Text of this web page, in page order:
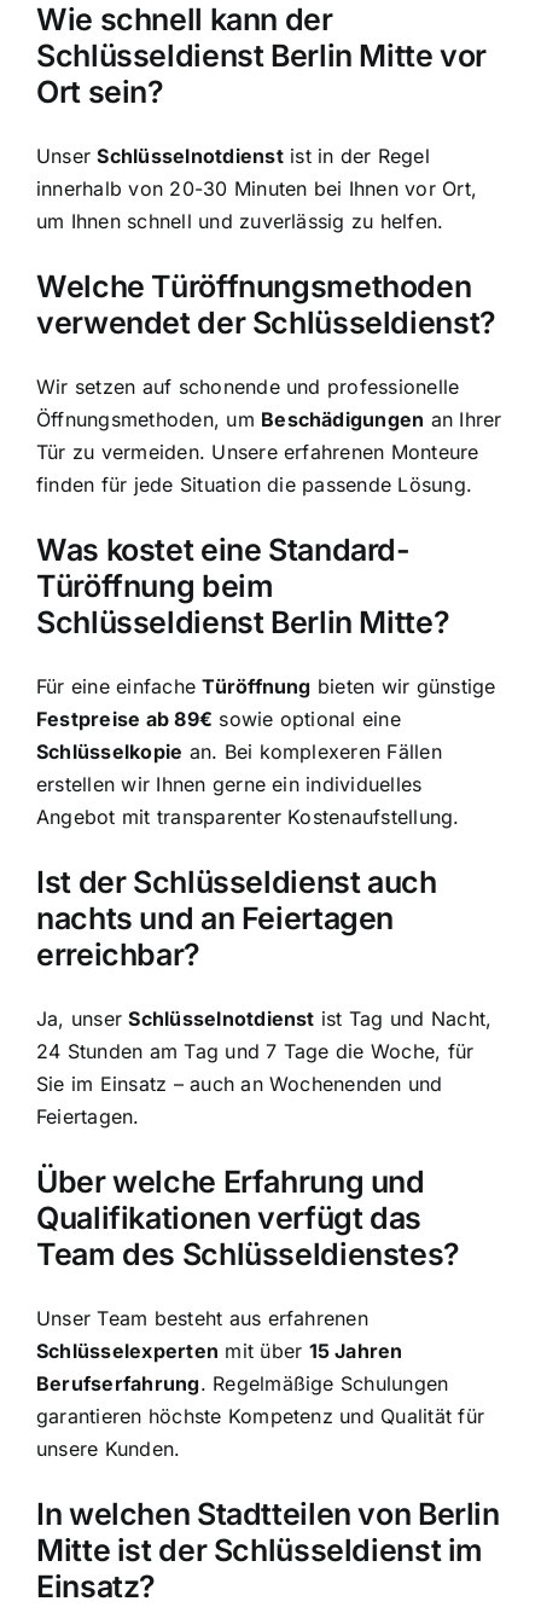
Wie schnell kann der
Schlüsseldienst Berlin Mitte vor
Ort sein?
UnserSchlüsselnotdienstist in der Regel
innerhalb von 20-30 Minuten bei Ihnen vor Ort,
um Ihnen schnell und zuverlässig zu helfen.
Welche Türöffnungsmethoden
verwendet der Schlüsseldienst?
Wir setzen auf schonende und professionelle
Öffnungsmethoden, um Beschädigungen an Ihrer
Tür zu vermeiden. Unsere erfahrenen Monteure
finden für jede Situation die passende Lösung.
Was kostet eine Standard-
Türöffnung beim
Schlüsseldienst Berlin Mitte?
Für eine einfacheTüröffnung bieten wir günstige
Festpreise ab 89€ sowie optional eine
Schlüsselkopie an. Bei komplexeren Fällen
erstellen wir Ihnen gerne ein individuelles
Angebot mit transparenter Kostenaufstellung.
Ist der Schlüsseldienst auch
nachts und an Feiertagen
erreichbar?
Ja, unserSchlüsselnotdienst ist Tag und Nacht,
24 Stunden am Tag und 7 Tage die Woche, für
Sie im Einsatz – auch an Wochenenden und
Feiertagen.
Über welche Erfahrung und
Qualifikationen verfügt das
Team des Schlüsseldienstes?
Unser Team besteht aus erfahrenen
Schlüsselexperten mit über 15 Jahren
Berufserfahrung. Regelmäßige Schulungen
garantieren höchste Kompetenz und Qualität für
unsere Kunden.
In welchen Stadtteilen von Berlin
Mitte ist der Schlüsseldienst im
Einsatz?